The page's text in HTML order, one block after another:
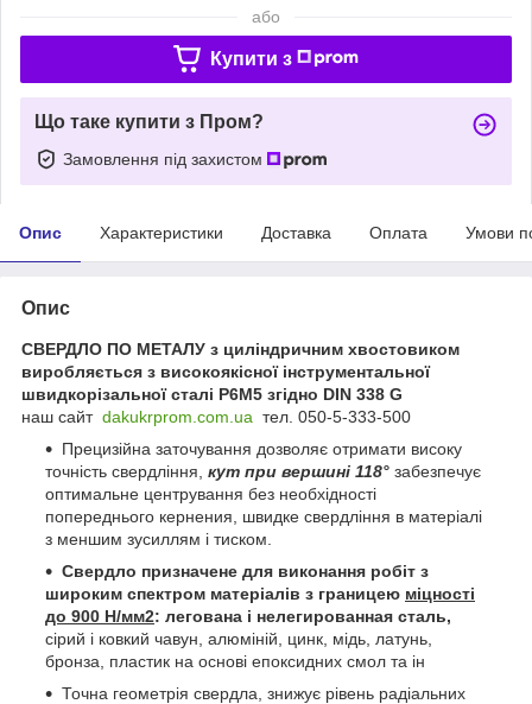
або
Купити з
Що таке купити з Пром?
Замовлення під захистом
Опис Характеристики Доставка Оплата Умови
Опис
СВЕРДЛО ПО МЕТАЛУ з циліндричним хвостовиком
виробляється з високоякісної інструментальної
швидкорізальної сталі Р6М5 згідно DIN 338 G
наш сайт dakukrprom.com.ua тел. 050-5-333-500
Прецизійна заточування дозволяє отримати високу
точність свердління, кут при вершині 118° забезпечує
оптимальне центрування без необхідності
попереднього кернения, швидке свердління в матеріалі
з меншим зусиллям і тиском.
Свердло призначене для виконання робіт з
широким спектром матеріалів з границею міцності
до 900 Н/мм2: легована і нелегированная сталь,
сірий і ковкий чавун, алюміній, цинк, мідь, латунь,
бронза, пластик на основі епоксидних смол та ін
Точна геометрія свердла, знижує рівень радіальних